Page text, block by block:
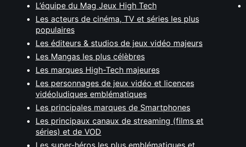
L’équipe du Mag Jeux High Tech
Les acteurs de cinéma, TV et séries les plus
populaires
Les éditeurs & studios de jeux vidéo majeurs
Les Mangas les plus célèbres
Les marques High-Tech majeures
Les personnages de jeux vidéo et licences
vidéoludiques emblématiques
Les principales marques de Smartphones
Les principaux canaux de streaming (films et
séries) et de VOD
Les super-héros les plus emblématiques et